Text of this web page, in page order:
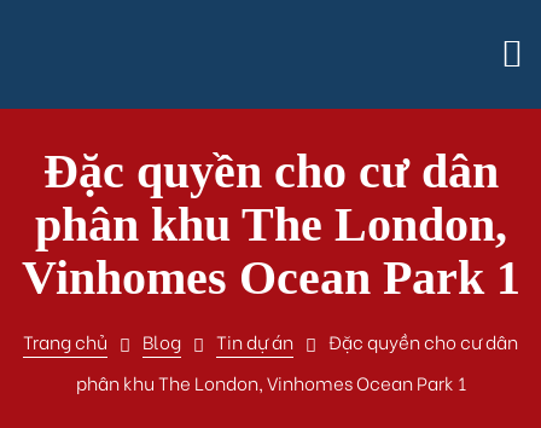
Đặc quyền cho cư dân
phân khu The London,
Vinhomes Ocean Park 1
Trang chủ Blog Tin dự án
Đặc quyền cho cư dân
phân khu The London, Vinhomes Ocean Park 1